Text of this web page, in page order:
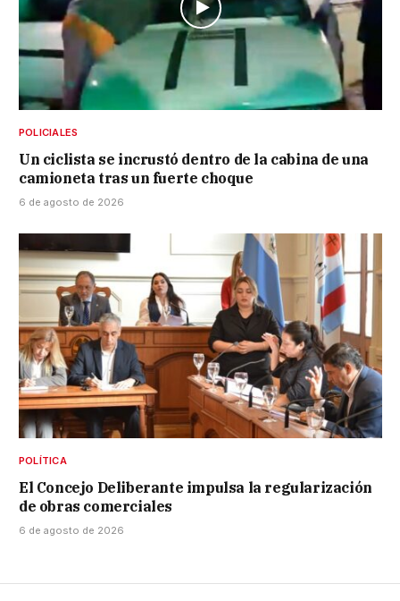
POLICIALES
Un ciclista se incrustó dentro de la cabina de una
camioneta tras un fuerte choque
6 de agosto de 2026
POLÍTICA
El Concejo Deliberante impulsa la regularización
de obras comerciales
6 de agosto de 2026